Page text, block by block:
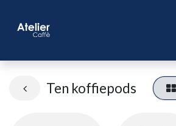
Ten koffiepods